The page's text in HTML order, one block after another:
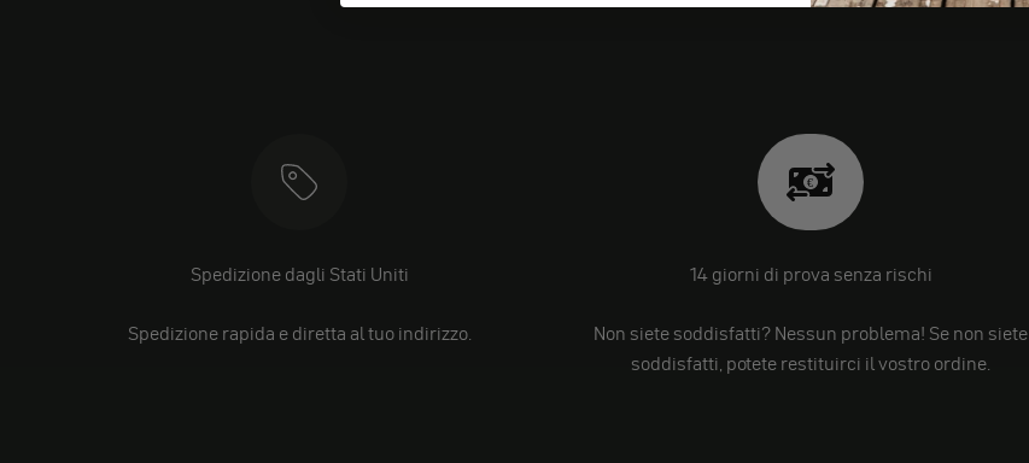
Spedizione dagli Stati Uniti
Spedizione rapida e diretta al tuo indirizzo.
14 giorni di prova senza rischi
Non siete soddisfatti? Nessun problema! Se non siete
soddisfatti, potete restituirci il vostro ordine.